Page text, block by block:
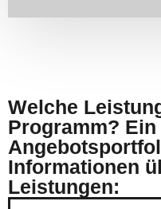
Welche
Programm?
Informationen
Leistungen: